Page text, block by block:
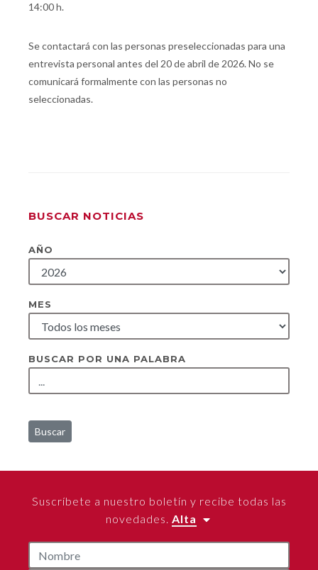
14:00 h.
Se contactará con las personas preseleccionadas para una
entrevista personal antes del 20 de abril de 2026. No se
comunicará formalmente con las personas no
seleccionadas.
BUSCAR NOTICIAS
AÑO
MES
BUSCAR POR UNA PALABRA
Buscar
Suscríbete a nuestro boletín y recibe todas las
novedades. Alta